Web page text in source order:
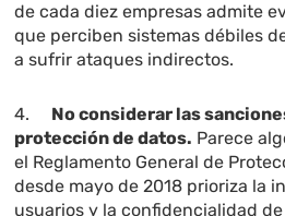
de cada diez empresas admite
que perciben sistemas débiles
a sufrir ataques indirectos.
4. No considerar las
protección de datos. Parece
el Reglamento General de
desde mayo de 2018 prioriza la
usuarios y la confidencialidad